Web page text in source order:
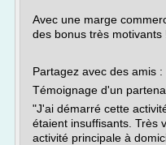
Avec une marge
des bonus très motivants
Partagez avec des amis :
Témoignage d'un
"J'ai démarré cette
étaient insuffisants. Très
activité principale à